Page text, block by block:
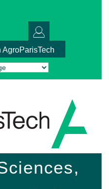
Translate